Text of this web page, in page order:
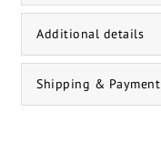
Additional details
Shipping & Payment